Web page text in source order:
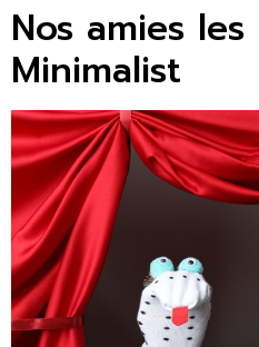
Nos amies
Minimalist